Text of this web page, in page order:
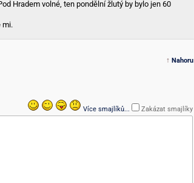
Hradem volné, ten pondělní žlutý by bylo jen 60
mi.
↑ Nahoru
Více smajlíků... Zakázat smajlíky